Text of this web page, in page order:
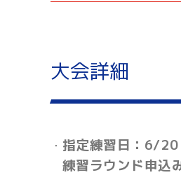
大会詳細
・ 指定練習日：6/20
練習ラウンド申込